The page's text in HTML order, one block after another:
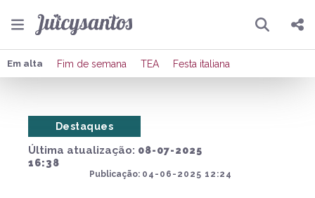
Pesquisar
Compartilhar
Em alta Fim de semana TEA Festa italiana
Última atualização: 08-07-2025
16:38
Publicação: 04-06-2025 12:24
Destaques